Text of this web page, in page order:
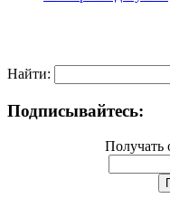
Найти:
Подписывайтесь:
Получать